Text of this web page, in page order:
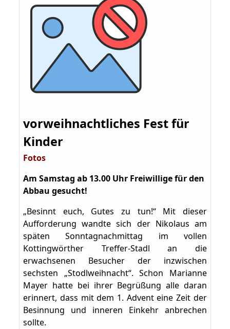
vorweihnachtliches Fest für
Kinder
Fotos
Am Samstag ab 13.00 Uhr Freiwillige für den
Abbau gesucht!
„Besinnt euch, Gutes zu tun!“ Mit dieser
Aufforderung wandte sich der Nikolaus am
späten Sonntagnachmittag im vollen
Kottingwörther Treffer-Stadl an die
erwachsenen Besucher der inzwischen
sechsten „Stodlweihnacht“. Schon Marianne
Mayer hatte bei ihrer Begrüßung alle daran
erinnert, dass mit dem 1. Advent eine Zeit der
Besinnung und inneren Einkehr anbrechen
sollte.